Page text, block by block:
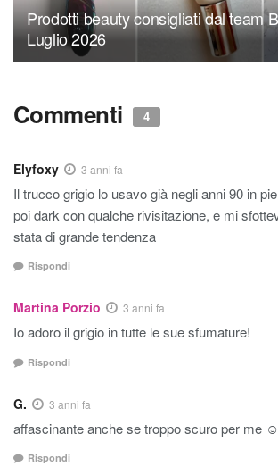
Prodotti beauty consigliati dal team
Luglio 2026
Commenti 4
Elyfoxy 3 anni fa
Il trucco grigio lo usavo già negli anni 90 in
poi dark con qualche rivisitazione, e mi
stata di grande tendenza
Rispondi
Martina Porzio 3 anni fa
Io adoro il grigio in tutte le sue sfumature!
Rispondi
G. 3 anni fa
affascinante anche se troppo scuro per me ☺️
Rispondi